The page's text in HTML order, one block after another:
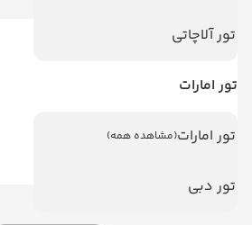
تور آلاچاتی
تور امارات
تور امارات(مشاهده همه)
تور دبی
دیدگاه کاربران